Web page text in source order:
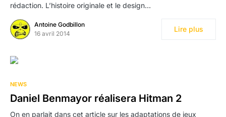
rédaction. L’histoire originale et le design…
Antoine Godbillon
16 avril 2014
Lire plus
NEWS
Daniel Benmayor réalisera Hitman 2
On en parlait dans cet article sur les adaptations de jeux